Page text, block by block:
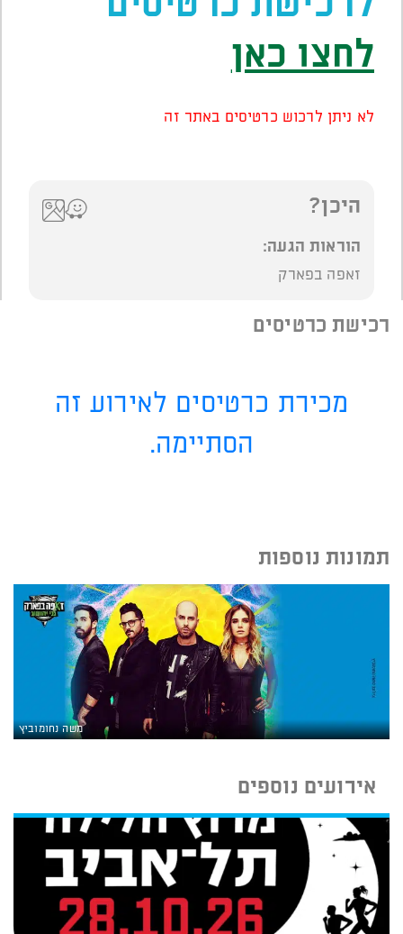
לחצו כאן
לא ניתן לרכוש כרטיסים באתר זה
היכן?
הוראות הגעה:
זאפה בפארק
רכישת כרטיסים
מכירת כרטיסים לאירוע זה
הסתיימה.
תמונות נוספות
משה נחומוביץ
אירועים נוספים